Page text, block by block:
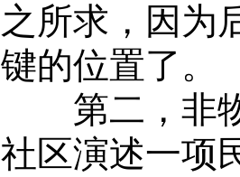
之所求，因为
键的位置了。
第二，非物
社区演述一项